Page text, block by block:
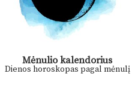
Mėnulio kalendorius
Dienos horoskopas pagal mėnulį